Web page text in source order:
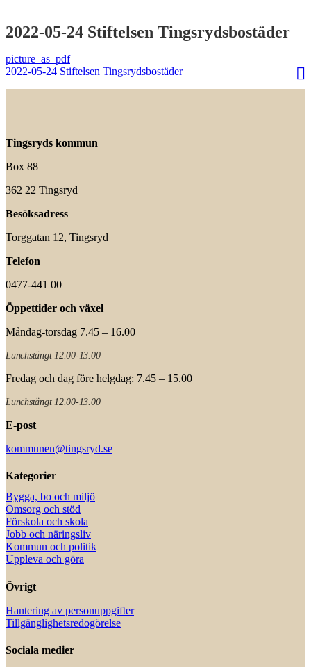
2022-05-24 Stiftelsen Tingsrydsbostäder
2022-05-24 Stiftelsen Tingsrydsbostäder
Tingsryds kommun
Box 88
362 22 Tingsryd
Besöksadress
Torggatan 12, Tingsryd
Telefon
0477-441 00
Öppettider och växel
Måndag-torsdag 7.45 – 16.00
Lunchstängt 12.00-13.00
Fredag och dag före helgdag: 7.45 – 15.00
Lunchstängt 12.00-13.00
E-post
kommunen@tingsryd.se
Kategorier
Bygga, bo och miljö
Omsorg och stöd
Förskola och skola
Jobb och näringsliv
Kommun och politik
Uppleva och göra
Övrigt
Hantering av personuppgifter
Tillgänglighetsredogörelse
Sociala medier